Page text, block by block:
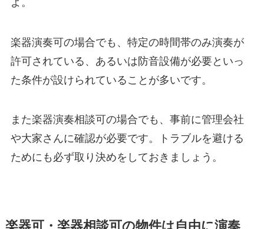
楽器演奏可の場合でも、特定の時間帯のみ演奏が
許可されている、あるいは防音設備が必要といっ
た条件が設けられていることが多いです。
また楽器演奏相談可の場合でも、事前に管理会社
や大家さんに確認が必要です。トラブルを避ける
ためにも必ず取り決めをしておきましょう。